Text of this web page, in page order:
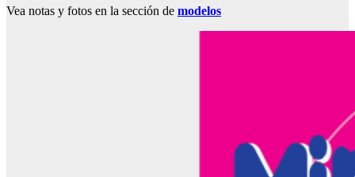
Vea notas y fotos en la sección de modelos